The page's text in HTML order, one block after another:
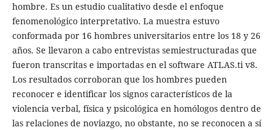
hombre. Es un estudio cualitativo desde el enfoque
fenomenológico interpretativo. La muestra estuvo
conformada por 16 hombres universitarios entre los 18 y 26
años. Se llevaron a cabo entrevistas semiestructuradas que
fueron transcritas e importadas en el software ATLAS.ti v8.
Los resultados corroboran que los hombres pueden
reconocer e identificar los signos característicos de la
violencia verbal, física y psicológica en homólogos dentro de
las relaciones de noviazgo, no obstante, no se reconocen a sí